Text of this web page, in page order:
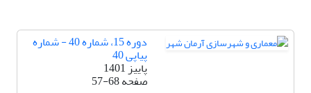
دوره 15، شماره 40 - شماره
پیاپی 40
پاییز 1401
صفحه57-68